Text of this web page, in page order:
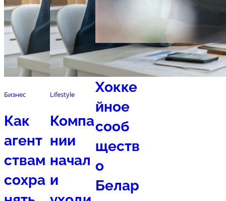
Бизнес
Как
агент
ствам
сохра
Lifestyle
Компа
нии
начал
и
Спорт
Хокке
йное
сооб
ществ
о
Белар